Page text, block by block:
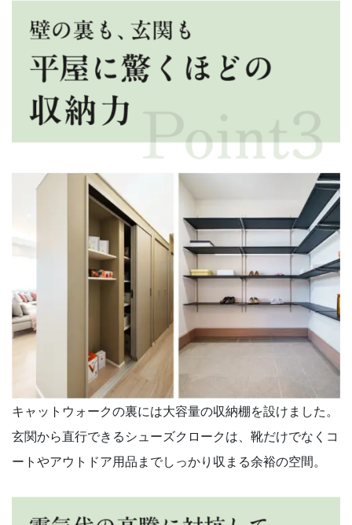
キャットウォークの裏には大容量の収納棚を設けました。
玄関から直行できるシューズクロークは、靴だけでなくコ
ートやアウトドア用品までしっかり収まる余裕の空間。